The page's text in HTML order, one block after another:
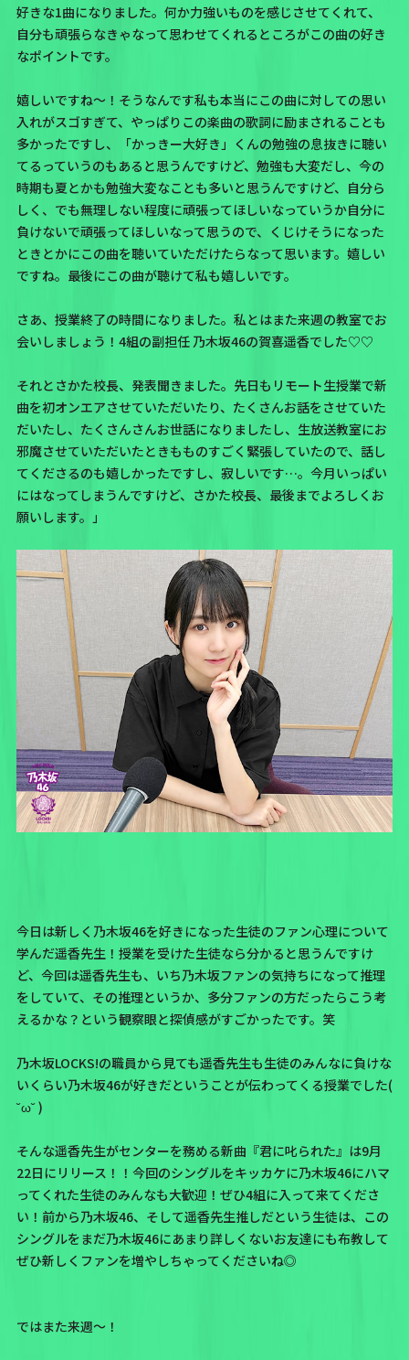
好きな1曲になりました。何か力強いものを感じさせてくれて、
自分も頑張らなきゃなって思わせてくれるところがこの曲の好き
なポイントです。
嬉しいですね〜！そうなんです私も本当にこの曲に対しての思い
入れがスゴすぎて、やっぱりこの楽曲の歌詞に励まされることも
多かったですし、「かっきー大好き」くんの勉強の息抜きに聴い
てるっていうのもあると思うんですけど、勉強も大変だし、今の
時期も夏とかも勉強大変なことも多いと思うんですけど、自分ら
しく、でも無理しない程度に頑張ってほしいなっていうか自分に
負けないで頑張ってほしいなって思うので、くじけそうになった
ときとかにこの曲を聴いていただけたらなって思います。嬉しい
ですね。最後にこの曲が聴けて私も嬉しいです。
さあ、授業終了の時間になりました。私とはまた来週の教室でお
会いしましょう！4組の副担任 乃木坂46の賀喜遥香でした♡♡
それとさかた校長、発表聞きました。先日もリモート生授業で新
曲を初オンエアさせていただいたり、たくさんお話をさせていた
だいたし、たくさんさんお世話になりましたし、生放送教室にお
邪魔させていただいたときもものすごく緊張していたので、話し
てくださるのも嬉しかったですし、寂しいです…。今月いっぱい
にはなってしまうんですけど、さかた校長、最後までよろしくお
願いします。」
今日は新しく乃木坂46を好きになった生徒のファン心理について
学んだ遥香先生！授業を受けた生徒なら分かると思うんですけ
ど、今回は遥香先生も、いち乃木坂ファンの気持ちになって推理
をしていて、その推理というか、多分ファンの方だったらこう考
えるかな？という観察眼と探偵感がすごかったです。笑
乃木坂LOCKS!の職員から見ても遥香先生も生徒のみんなに負けな
いくらい乃木坂46が好きだということが伝わってくる授業でした(
˘ω˘ )
そんな遥香先生がセンターを務める新曲『君に叱られた』は9月
22日にリリース！！今回のシングルをキッカケに乃木坂46にハマ
ってくれた生徒のみんなも大歓迎！ぜひ4組に入って来てくださ
い！前から乃木坂46、そして遥香先生推しだという生徒は、この
シングルをまだ乃木坂46にあまり詳しくないお友達にも布教して
ぜひ新しくファンを増やしちゃってくださいね◎
ではまた来週〜！